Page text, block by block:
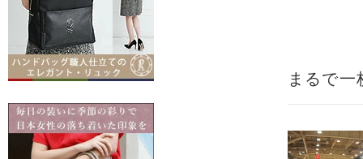
まるで